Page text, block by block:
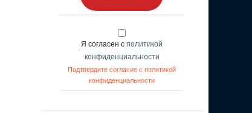
Я согласен с политикой
конфиденциальности
Подтвердите согласие с политикой
конфиденциальности